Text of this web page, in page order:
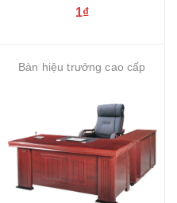
1₫
Bàn hiệu trưởng cao cấp